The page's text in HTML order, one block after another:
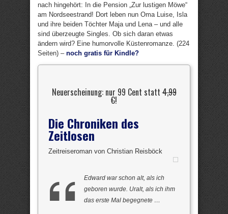
nach hingehört: In die Pension „Zur lustigen Möwe“
am Nordseestrand! Dort leben nun Oma Luise, Isla
und ihre beiden Töchter Maja und Lena – und alle
sind überzeugte Singles. Ob sich daran etwas
ändern wird? Eine humorvolle Küstenromanze. (224
Seiten) – noch gratis für Kindle?
Neuerscheinung: nur 99 Cent statt4,99
€!
Die Chroniken des
Zeitlosen
Zeitreiseroman von Christian Reisböck
Edward war schon alt, als ich
geboren wurde. Uralt, als ich ihm
das erste Mal begegnete …